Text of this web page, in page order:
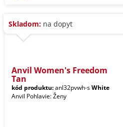
Skladom: na dopyt
Anvil Women's Freedom
Tan
kód produktu:anl32pvwh-sWhite
Anvil Pohlavie: Ženy